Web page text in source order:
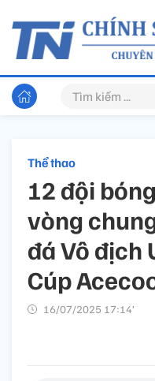
Thể thao
12 đội
vòng
đá Vô địch
Cúp
16/07/2025 17:14’